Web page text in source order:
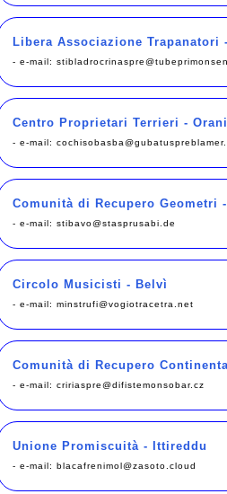
Libera Associazione Trapanatori
- e-mail:
Centro Proprietari Terrieri - Orani
- e-mail:
Comunità di Recupero Geometri
- e-mail: stibavo@stasprusabi.de
Circolo Musicisti - Belvì
- e-mail: minstrufi@vogiotracetra.net
Comunità di Recupero
- e-mail: cririaspre@difistemonsobar.cz
Unione Promiscuità - Ittireddu
- e-mail: blacafrenimol@zasoto.cloud